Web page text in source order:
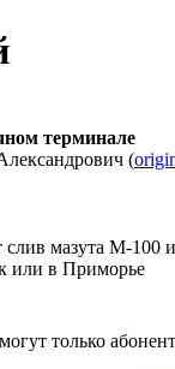
терминале
(
мазута М-
или в Приморье
только